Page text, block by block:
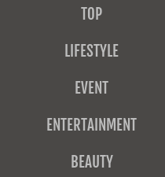
TOP
LIFESTYLE
EVENT
ENTERTAINMENT
BEAUTY